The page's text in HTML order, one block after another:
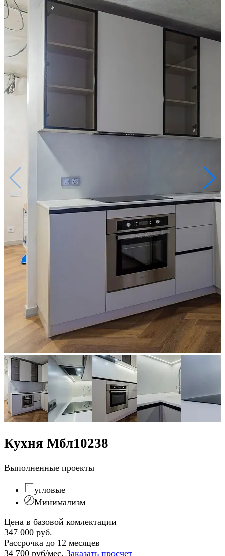
Кухня Мбл10238
Выполненные проекты
угловые
Минимализм
Цена в базовой комлектации
347 000 руб.
Рассрочка до 12 месяцев
34 700 руб/мес. Заказать просчет